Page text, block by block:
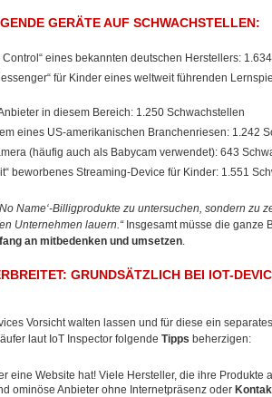
GERÄTE AUF SCHWACHSTELLEN:
Control“ eines bekannten deutschen Herstellers:
für Kinder eines weltweit führenden
in diesem Bereich: 1.250 Schwachstellen
eines US-amerikanischen Branchenriesen: 1.242
(häufig auch als Babycam verwendet): 643
beworbenes Streaming-Device für Kinder: 1.551
Name‘-Billigprodukte zu untersuchen, sondern zu
Unternehmen lauern.“Insgesamt müsse die ganze
an mitbedenken und umsetzen.
GRUNDSÄTZLICH BEI IOT-
Vorsicht walten lassen und für diese ein
laut IoT Inspector folgende Tipps beherzigen:
eine Website hat! Viele Hersteller, die ihre Produkte
ominöse Anbieter ohne Internetpräsenz oder